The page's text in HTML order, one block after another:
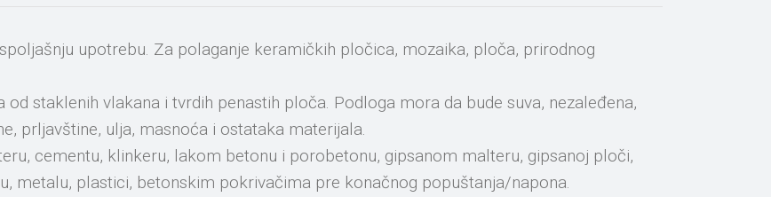
upotrebu. Za polaganje keramičkih pločica, mozaika, ploča, prirodnog
staklenih vlakana i tvrdih penastih ploča. Podloga mora da bude suva, nezaleđena,
prljavštine, ulja, masnoća i ostataka materijala.
cementu, klinkeru, lakom betonu i porobetonu, gipsanom malteru, gipsanoj ploči,
metalu, plastici, betonskim pokrivačima pre konačnog popuštanja/napona.